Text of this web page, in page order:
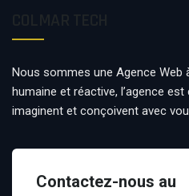
Nous sommes une Agence Web
humaine et réactive, l’agence
imaginent et conçoivent avec
Contactez-nous au